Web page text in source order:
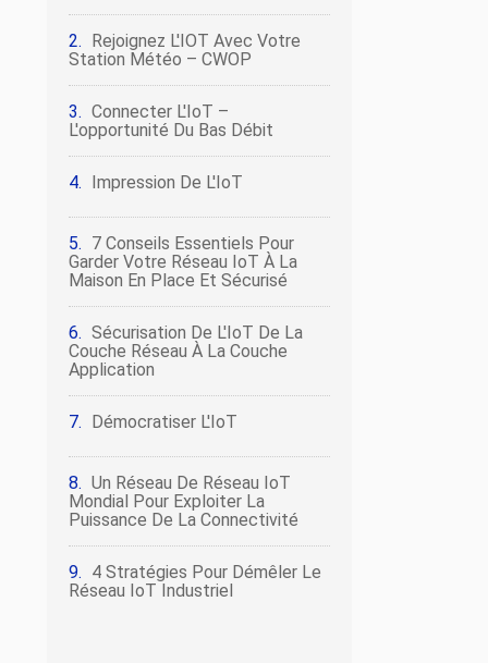
Rejoignez L'IOT Avec Votre
Station Météo – CWOP
Connecter L'IoT –
L'opportunité Du Bas Débit
Impression De L'IoT
7 Conseils Essentiels Pour
Garder Votre Réseau IoT À La
Maison En Place Et Sécurisé
Sécurisation De L'IoT De La
Couche Réseau À La Couche
Application
Démocratiser L'IoT
Un Réseau De Réseau IoT
Mondial Pour Exploiter La
Puissance De La Connectivité
4 Stratégies Pour Démêler Le
Réseau IoT Industriel